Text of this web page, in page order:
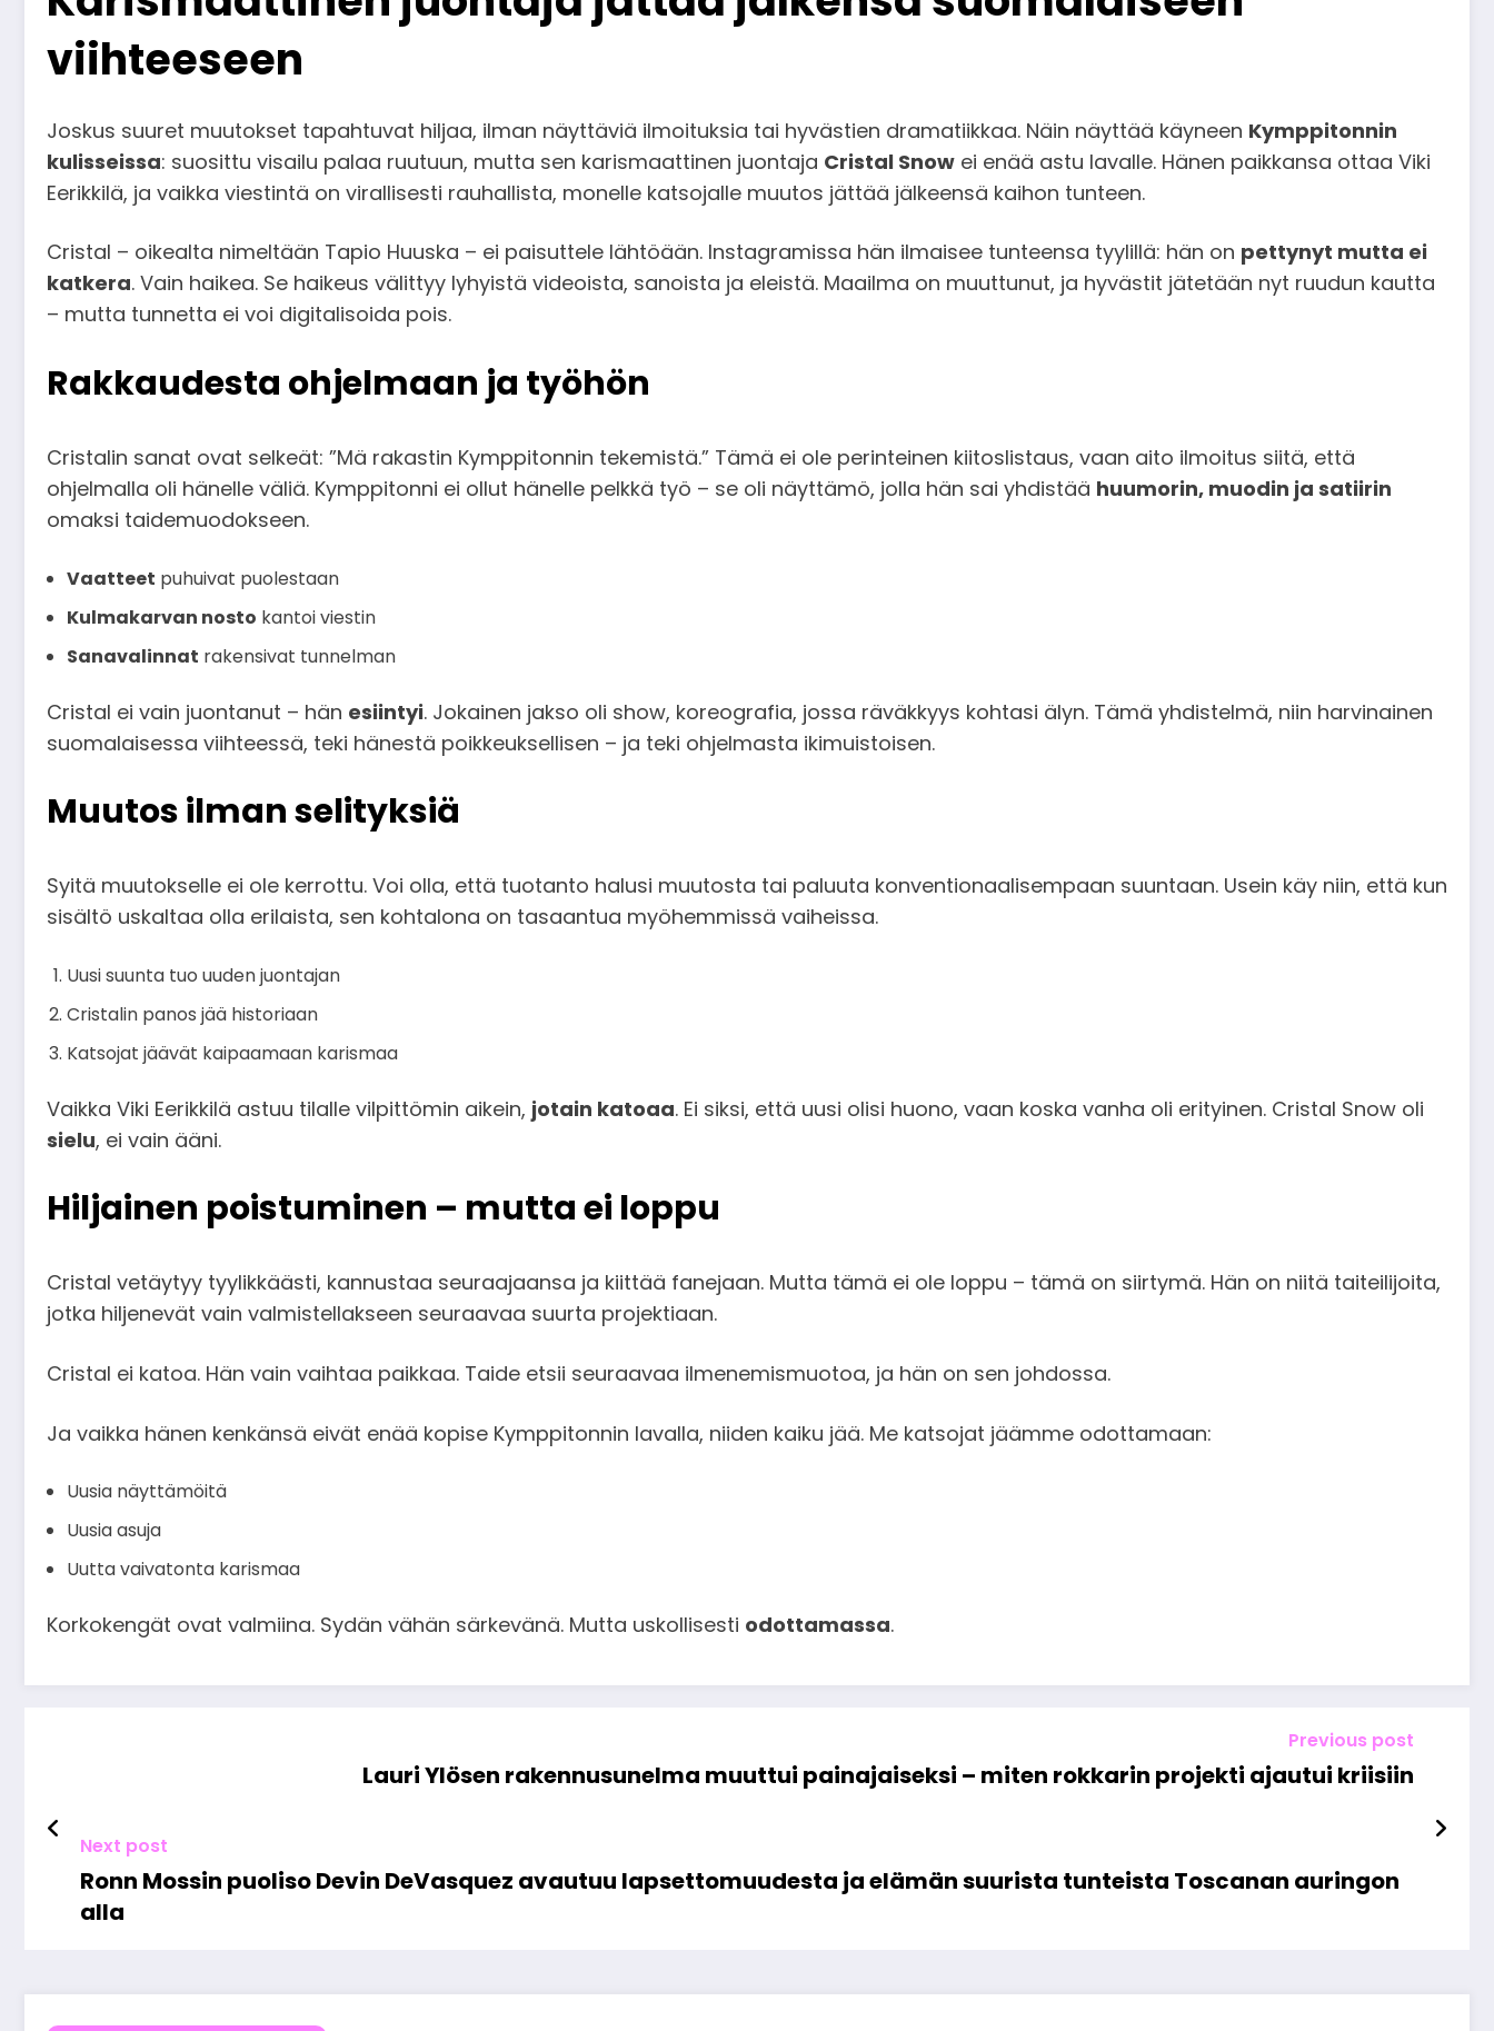
viihteeseen
Joskus suuret muutokset tapahtuvat hiljaa, ilman näyttäviä ilmoituksia tai hyvästien dramatiikkaa. Näin näyttää käyneen Kymppitonnin
kulisseissa: suosittu visailu palaa ruutuun, mutta sen karismaattinen juontaja Cristal Snow ei enää astu lavalle. Hänen paikkansa ottaa Viki
Eerikkilä, ja vaikka viestintä on virallisesti rauhallista, monelle katsojalle muutos jättää jälkeensä kaihon tunteen.
Cristal – oikealta nimeltään Tapio Huuska – ei paisuttele lähtöään. Instagramissa hän ilmaisee tunteensa tyylillä: hän on pettynyt mutta ei
katkera. Vain haikea. Se haikeus välittyy lyhyistä videoista, sanoista ja eleistä. Maailma on muuttunut, ja hyvästit jätetään nyt ruudun kautta
– mutta tunnetta ei voi digitalisoida pois.
Rakkaudesta ohjelmaan ja työhön
Cristalin sanat ovat selkeät: ”Mä rakastin Kymppitonnin tekemistä.” Tämä ei ole perinteinen kiitoslistaus, vaan aito ilmoitus siitä, että
ohjelmalla oli hänelle väliä. Kymppitonni ei ollut hänelle pelkkä työ – se oli näyttämö, jolla hän sai yhdistää huumorin, muodin ja satiirin
omaksi taidemuodokseen.
Vaatteet puhuivat puolestaan
Kulmakarvan nosto kantoi viestin
Sanavalinnat rakensivat tunnelman
Cristal ei vain juontanut – hän esiintyi. Jokainen jakso oli show, koreografia, jossa räväkkyys kohtasi älyn. Tämä yhdistelmä, niin harvinainen
suomalaisessa viihteessä, teki hänestä poikkeuksellisen – ja teki ohjelmasta ikimuistoisen.
Muutos ilman selityksiä
Syitä muutokselle ei ole kerrottu. Voi olla, että tuotanto halusi muutosta tai paluuta konventionaalisempaan suuntaan. Usein käy niin, että kun
sisältö uskaltaa olla erilaista, sen kohtalona on tasaantua myöhemmissä vaiheissa.
Uusi suunta tuo uuden juontajan
Cristalin panos jää historiaan
Katsojat jäävät kaipaamaan karismaa
Vaikka Viki Eerikkilä astuu tilalle vilpittömin aikein, jotain katoaa. Ei siksi, että uusi olisi huono, vaan koska vanha oli erityinen. Cristal Snow oli
sielu, ei vain ääni.
Hiljainen poistuminen – mutta ei loppu
Cristal vetäytyy tyylikkäästi, kannustaa seuraajaansa ja kiittää fanejaan. Mutta tämä ei ole loppu – tämä on siirtymä. Hän on niitä taiteilijoita,
jotka hiljenevät vain valmistellakseen seuraavaa suurta projektiaan.
Cristal ei katoa. Hän vain vaihtaa paikkaa. Taide etsii seuraavaa ilmenemismuotoa, ja hän on sen johdossa.
Ja vaikka hänen kenkänsä eivät enää kopise Kymppitonnin lavalla, niiden kaiku jää. Me katsojat jäämme odottamaan:
Uusia näyttämöitä
Uusia asuja
Uutta vaivatonta karismaa
Korkokengät ovat valmiina. Sydän vähän särkevänä. Mutta uskollisesti odottamassa.
Previous post
Lauri Ylösen rakennusunelma muuttui painajaiseksi – miten rokkarin projekti ajautui kriisiin
Next post
Ronn Mossin puoliso Devin DeVasquez avautuu lapsettomuudesta ja elämän suurista tunteista Toscanan auringon
alla